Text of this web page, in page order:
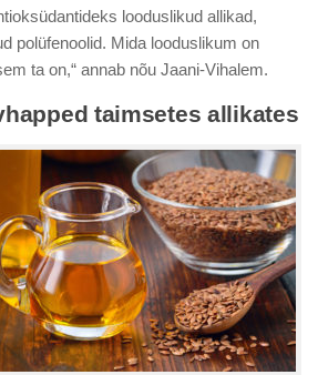
looduslikud allikad,
polüfenoolid. Mida looduslikum on
ta on,“ annab nõu Jaani-Vihalem.
taimsetes allikates